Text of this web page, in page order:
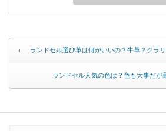
ランドセル選び革は何がいいの？牛革？クラ
ランドセル人気の色は？色も大事だが